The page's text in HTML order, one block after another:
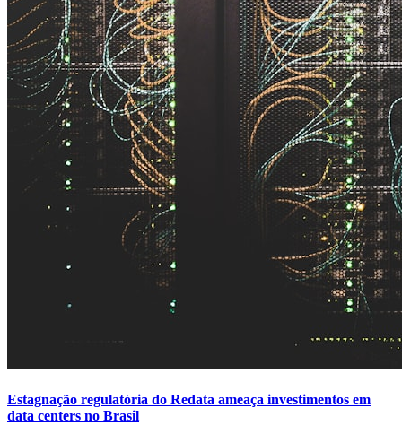
Estagnação regulatória do Redata ameaça investimentos em
data centers no Brasil